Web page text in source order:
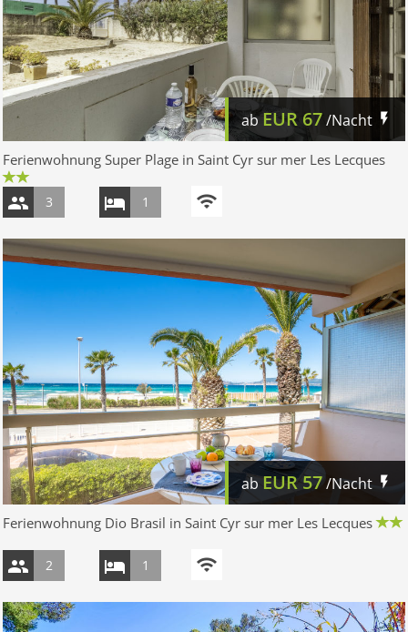
abEUR67/Nacht
Ferienwohnung Super Plage in Saint Cyr sur mer Les Lecques
3 1
ab EUR 57/Nacht
Ferienwohnung Dio Brasil in Saint Cyr sur mer Les Lecques
2 1